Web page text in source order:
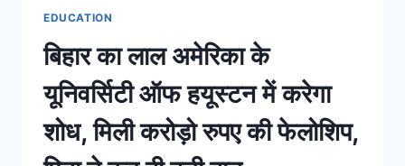
EDUCATION
बिहार का लाल अमेरिका के
यूनिवर्सिटी ऑफ हयूस्टन में करेगा
शोध, मिली करोड़ो रुपए की फेलोशिप,